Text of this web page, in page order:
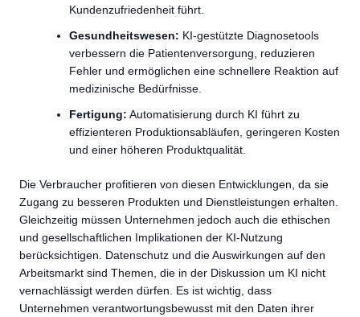
Kundenzufriedenheit führt.
Gesundheitswesen: KI-gestützte Diagnosetools
verbessern die Patientenversorgung, reduzieren
Fehler und ermöglichen eine schnellere Reaktion auf
medizinische Bedürfnisse.
Fertigung: Automatisierung durch KI führt zu
effizienteren Produktionsabläufen, geringeren Kosten
und einer höheren Produktqualität.
Die Verbraucher profitieren von diesen Entwicklungen, da sie
Zugang zu besseren Produkten und Dienstleistungen erhalten.
Gleichzeitig müssen Unternehmen jedoch auch die ethischen
und gesellschaftlichen Implikationen der KI-Nutzung
berücksichtigen. Datenschutz und die Auswirkungen auf den
Arbeitsmarkt sind Themen, die in der Diskussion um KI nicht
vernachlässigt werden dürfen. Es ist wichtig, dass
Unternehmen verantwortungsbewusst mit den Daten ihrer